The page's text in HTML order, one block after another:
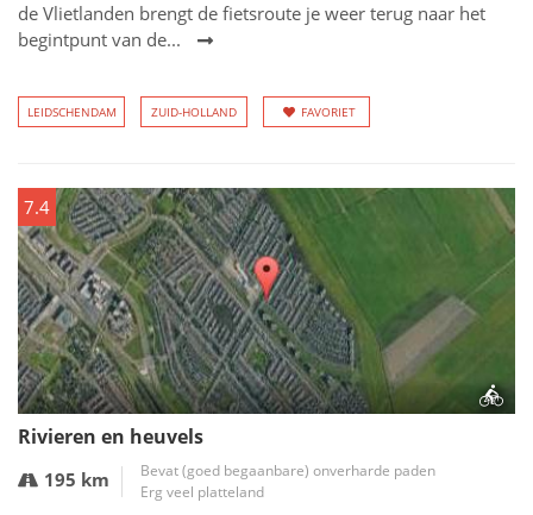
de Vlietlanden brengt de fietsroute je weer terug naar het
begintpunt van de...
LEIDSCHENDAM ZUID-HOLLAND FAVORIET
7.4
Rivieren en heuvels
195 km
Bevat (goed begaanbare) onverharde paden
Erg veel platteland